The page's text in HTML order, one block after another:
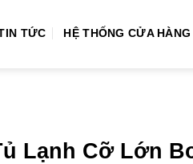
TỨC HỆ THỐNG CỬA HÀNG
Lạnh Cỡ Lớn